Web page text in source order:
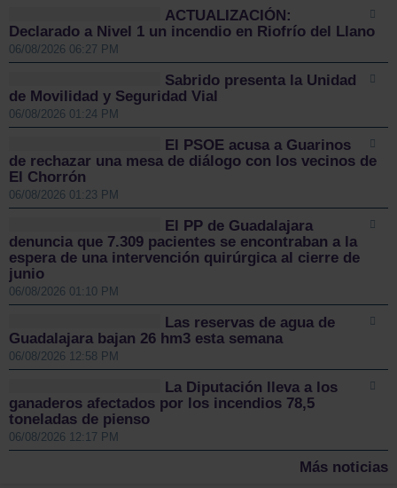
ACTUALIZACIÓN:
Declarado a Nivel 1 un incendio en Riofrío del Llano
06/08/2026 06:27 PM
Sabrido presenta la Unidad
de Movilidad y Seguridad Vial
06/08/2026 01:24 PM
El PSOE acusa a Guarinos
de rechazar una mesa de diálogo con los vecinos de
El Chorrón
06/08/2026 01:23 PM
El PP de Guadalajara
denuncia que 7.309 pacientes se encontraban a la
espera de una intervención quirúrgica al cierre de
junio
06/08/2026 01:10 PM
Las reservas de agua de
Guadalajara bajan 26 hm3 esta semana
06/08/2026 12:58 PM
La Diputación lleva a los
ganaderos afectados por los incendios 78,5
toneladas de pienso
06/08/2026 12:17 PM
Más noticias